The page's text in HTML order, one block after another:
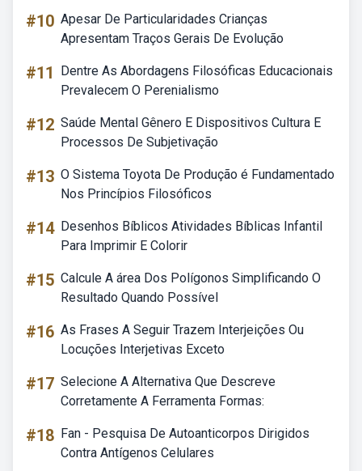
#10 Apesar De Particularidades Crianças
Apresentam Traços Gerais De Evolução
#11
Dentre As Abordagens Filosóficas Educacionais
Prevalecem O Perenialismo
#12 Saúde Mental Gênero E Dispositivos Cultura E
Processos De Subjetivação
#13 O Sistema Toyota De Produção é Fundamentado
Nos Princípios Filosóficos
#14 Desenhos Bíblicos Atividades Bíblicas Infantil
Para Imprimir E Colorir
#15 Calcule A área Dos Polígonos Simplificando O
Resultado Quando Possível
#16 As Frases A Seguir Trazem Interjeições Ou
Locuções Interjetivas Exceto
#17 Selecione A Alternativa Que Descreve
Corretamente A Ferramenta Formas:
#18 Fan - Pesquisa De Autoanticorpos Dirigidos
Contra Antígenos Celulares